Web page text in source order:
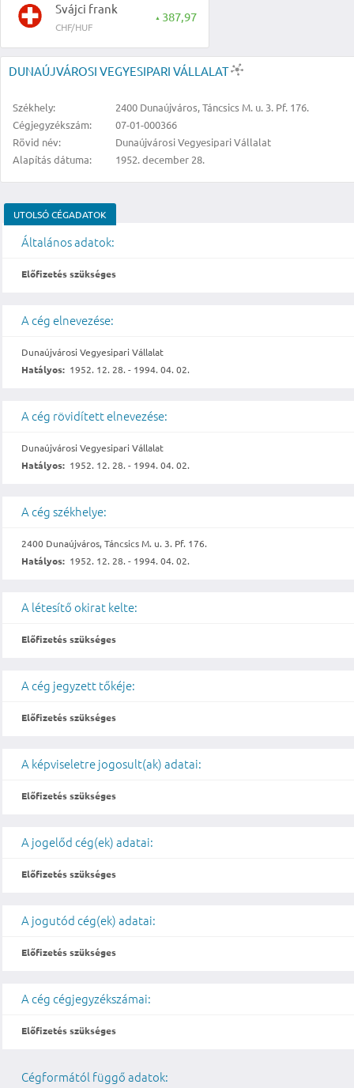
Svájci frank
CHF/HUF
▲ 387,97
DUNAÚJVÁROSI VEGYESIPARI VÁLLALAT
Székhely:
2400 Dunaújváros, Táncsics M. u. 3. Pf. 176.
Cégjegyzékszám:
07-01-000366
Rövid név:
Dunaújvárosi Vegyesipari Vállalat
Alapítás dátuma:
1952. december 28.
UTOLSÓ CÉGADATOK
Általános adatok:
Előfizetés szükséges
A cég elnevezése:
Dunaújvárosi Vegyesipari Vállalat
Hatályos: 1952. 12. 28. - 1994. 04. 02.
A cég rövidített elnevezése:
Dunaújvárosi Vegyesipari Vállalat
Hatályos: 1952. 12. 28. - 1994. 04. 02.
A cég székhelye:
2400 Dunaújváros, Táncsics M. u. 3. Pf. 176.
Hatályos: 1952. 12. 28. - 1994. 04. 02.
A létesítő okirat kelte:
Előfizetés szükséges
A cég jegyzett tőkéje:
Előfizetés szükséges
A képviseletre jogosult(ak) adatai:
Előfizetés szükséges
A jogelőd cég(ek) adatai:
Előfizetés szükséges
A jogutód cég(ek) adatai:
Előfizetés szükséges
A cég cégjegyzékszámai:
Előfizetés szükséges
Cégformától függő adatok: